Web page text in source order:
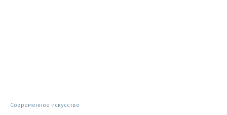
Современное искусство